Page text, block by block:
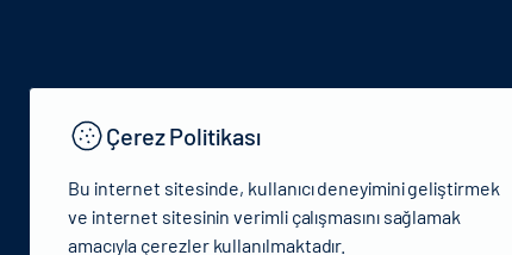
Çerez Politikası
Bu internet sitesinde, kullanıcı deneyimini geliştirmek
ve internet sitesinin verimli çalışmasını sağlamak
amacıyla çerezler kullanılmaktadır.